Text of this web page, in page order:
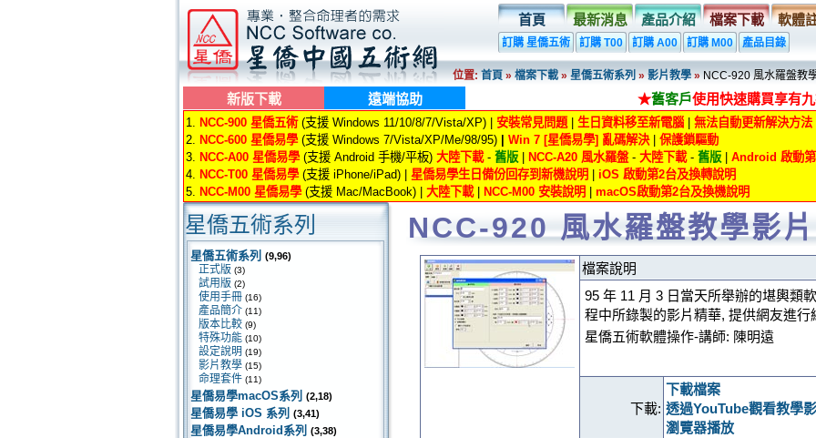
首頁 最新消息 產品介紹 檔案下載 軟體
訂購 星僑五術 訂購 T00 訂購 A00 訂購 M00 產品目錄
位置:首頁»檔案下載»星僑五術系列»影片教學»NCC-920 風水羅盤教
新版下載 遠端協助 ★舊客戶使用快速購買享有
1. NCC-900 星僑五術(支援 Windows 11/10/8/7/Vista/XP) | 安裝常見問題| 生日資料移至新電腦| 無法自動更新解決方法
2. NCC-600 星僑易學(支援 Windows 7/Vista/XP/Me/98/95) Win 7 [星僑易學] 亂碼解決| 保護鎖驅動
3. NCC-A00 星僑易學(支援 Android 手機/平板) 大陸下載- 舊版 NCC-A20 風水羅盤- 大陸下載- 舊版
Android 啟動
4. NCC-T00 星僑易學(支援 iPhone/iPad) | 星僑易學生日備份回存到新機說明
iOS 啟動第2台及換轉說明
5. NCC-M00 星僑易學(支援 Mac/MacBook) | 大陸下載| NCC-M00 安裝說明 macOS啟動第2台及換機說明
星僑五術系列
星僑五術系列 (9,96)
正式版 (3)
試用版 (2)
使用手冊 (16)
產品簡介 (11)
版本比較 (9)
特殊功能 (10)
設定說明 (19)
影片教學 (15)
命理套件 (11)
星僑易學macOS系列 (2,18)
星僑易學 iOS 系列 (3,41)
星僑易學Android系列 (3,38)
NCC-920 風水羅盤教學影片
檔案說明
95 年 11 月 3 日當天所舉辦的堪輿類
程中所錄製的影片精華, 提供網友進
星僑五術軟體操作-講師: 陳明遠
下載:
下載檔案
透過YouTube觀看教學
瀏覽器播放